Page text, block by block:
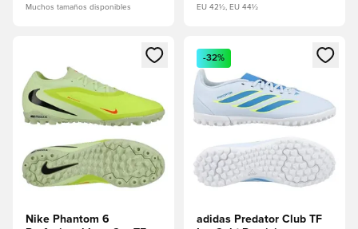
Muchos tamaños disponibles EU 42½, EU 44½
Abre un modal para iniciar sesión o registrarse como
Nike Phantom 6
Abre un modal para iniciar
-32%
adidas Predator Club TF